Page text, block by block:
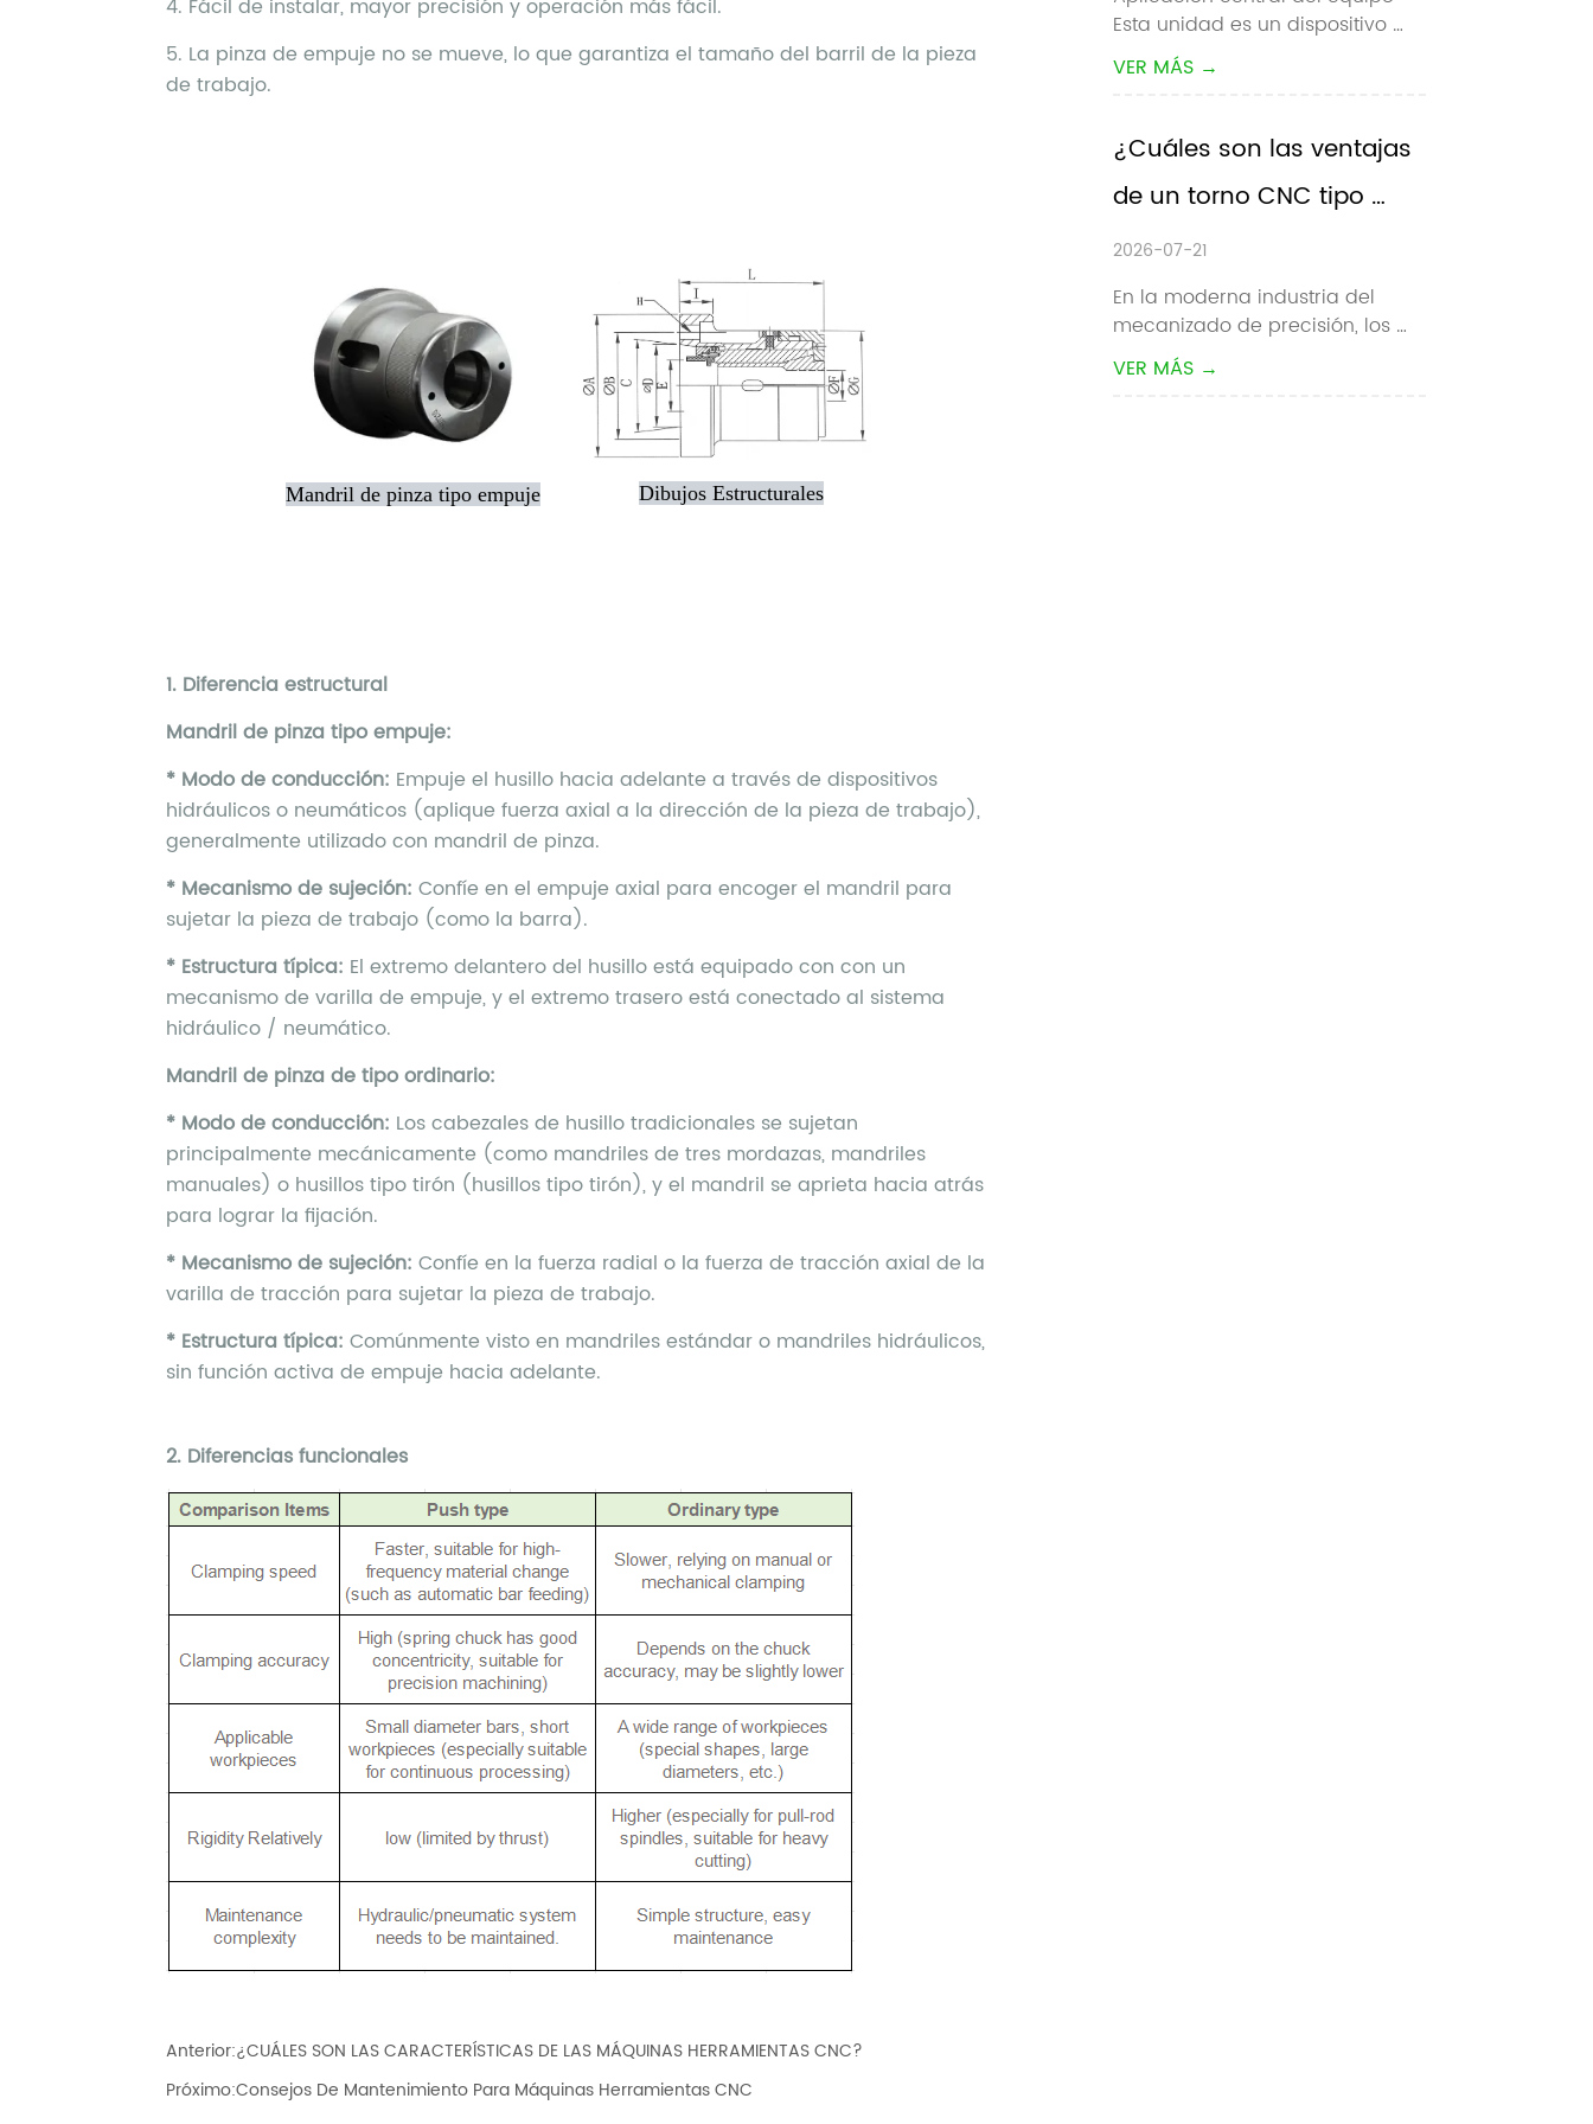
Anterior:¿CUÁLES SON LAS CARACTERÍSTICAS DE LAS MÁQUINAS HERRAMIENTAS CNC?
Próximo:Consejos De Mantenimiento Para Máquinas Herramientas CNC
colaborativo
Esta unidad es un dispositivo
auxiliar de carga / descarga
automático dedicado para
Automatiza completamente la
recogida, carga, descarga y
conmutación de piezas de
VER MÁS →
¿Cuáles son las ventajas
de un torno CNC tipo
pandilla?
2026-07-21
En la moderna industria del
mecanizado de precisión, los
fabricantes buscan
constantemente tiempos de
VER MÁS →